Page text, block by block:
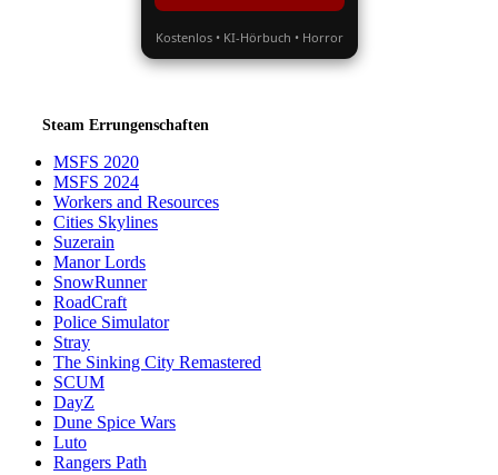
Kostenlos • KI-Hörbuch • Horror
Steam Errungenschaften
MSFS 2020
MSFS 2024
Workers and Resources
Cities Skylines
Suzerain
Manor Lords
SnowRunner
RoadCraft
Police Simulator
Stray
The Sinking City Remastered
SCUM
DayZ
Dune Spice Wars
Luto
Rangers Path